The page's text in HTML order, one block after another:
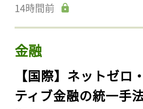
14時間前
金融
【国際】ネットゼロ
ティブ金融の統一手